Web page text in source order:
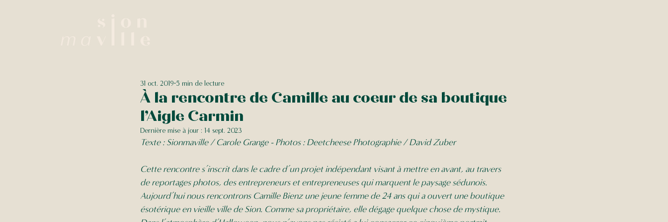
À la rencontre de Camille au coeur de sa boutique
l’Aigle Carmin
31 oct. 2019 5 min de lecture
Dernière mise à jour : 14 sept. 2023
Texte : Sionmaville / Carole Grange - Photos : Deetcheese Photographie / David Zuber
Cette rencontre s’inscrit dans le cadre d’un projet indépendant visant à mettre en avant, au travers
de reportages photos, des entrepreneurs et entrepreneuses qui marquent le paysage sédunois.
Aujourd’hui nous rencontrons Camille Bienz une jeune femme de 24 ans qui a ouvert une boutique
ésotérique en vieille ville de Sion. Comme sa propriétaire, elle dégage quelque chose de mystique.